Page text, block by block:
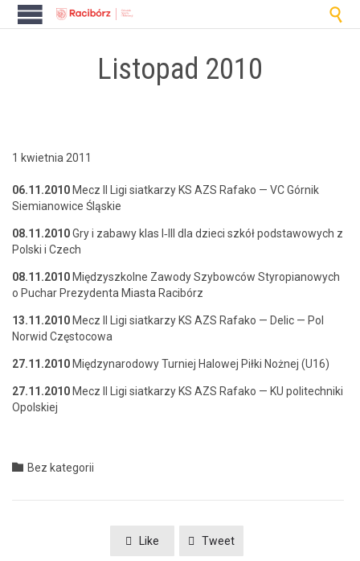

Listopad 2010
1 kwietnia 2011
06.11.2010 Mecz II Ligi siatkarzy KS AZS Rafako — VC Górnik
Siemi­anow­ice Śląskie
08.11.2010Gry i zabawy klas I‑III dla dzieci szkół pod­sta­wowych z
Pol­s­ki i Czech
08.11.2010 Międzyszkolne Zawody Szy­bow­ców Sty­ropi­anowych
o Puchar Prezy­den­ta Mias­ta Racibórz
13.11.2010 Mecz II Ligi siatkarzy KS AZS Rafako — Del­ic — Pol
Nor­wid Częstocowa
27.11.2010 Między­nar­o­dowy Turniej Halowej Pił­ki Nożnej (U16)
27.11.2010 Mecz II Ligi siatkarzy KS AZS Rafako — KU politech­ni­ki
Opolskiej
 Category
Bez kategorii
Like Tweet